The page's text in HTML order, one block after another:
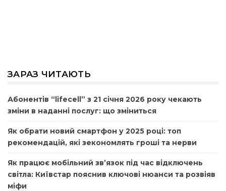
ЗАРАЗ ЧИТАЮТЬ
Абонентів “lifecell” з 21 січня 2026 року чекають
зміни в наданні послуг: що зміниться
Як обрати новий смартфон у 2025 році: топ
рекомендацій, які зекономлять гроші та нерви
Як працює мобільний зв’язок під час відключень
світла: Київстар пояснив ключові нюанси та розвіяв
міфи